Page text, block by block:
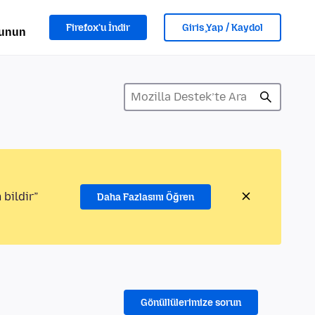
Firefox'u İndir Giriş Yap / Kaydol
bildir” Daha Fazlasını Öğren
Gönüllülerimize sorun